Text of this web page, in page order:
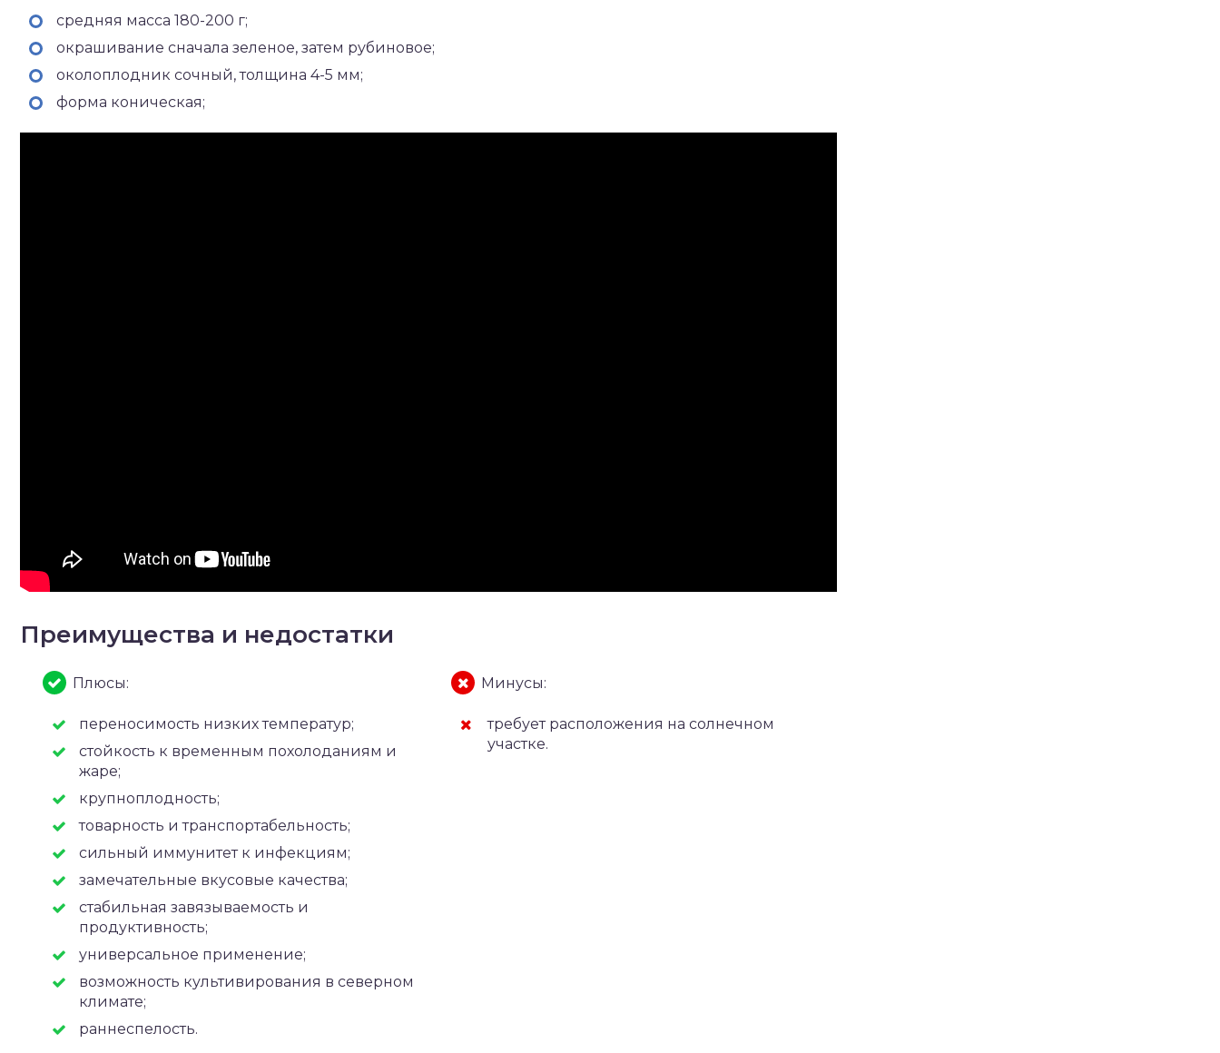
средняя масса 180-200 г;
окрашивание сначала зеленое, затем рубиновое;
околоплодник сочный, толщина 4-5 мм;
форма коническая;
Преимущества и недостатки
Плюсы:
переносимость низких температур;
стойкость к временным похолоданиям и
жаре;
крупноплодность;
товарность и транспортабельность;
сильный иммунитет к инфекциям;
замечательные вкусовые качества;
стабильная завязываемость и
продуктивность;
универсальное применение;
возможность культивирования в северном
климате;
раннеспелость.
Минусы:
требует расположения на солнечном
участке.